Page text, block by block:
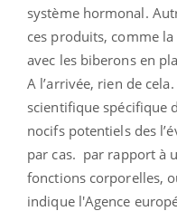
système hormonal.
ces produits, comme la
avec les biberons en
A l’arrivée, rien de
scientifique spécifique
nocifs potentiels des
par cas. par rapport à
fonctions corporelles,
indique l'Agence